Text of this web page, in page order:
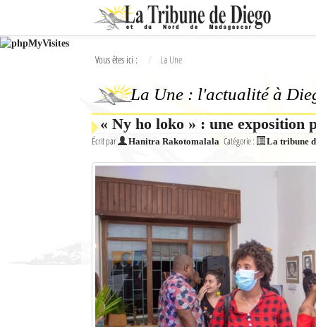
Ok
L'actualité à Diego Suarez
Vous êtes ici : La Une
La Une : l'actualité à
« Ny ho loko » : une exposition
Écrit par Hanitra Rakotomalala Catégorie : La tribune